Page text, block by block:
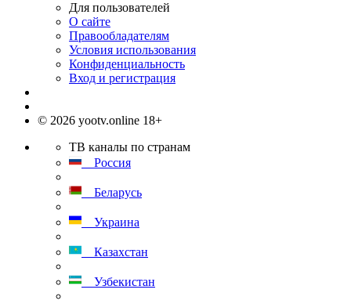
Для пользователей
О сайте
Правообладателям
Условия использования
Конфиденциальность
Вход и регистрация
© 2026 yootv.online 18+
ТВ каналы по странам
Россия
Беларусь
Украина
Казахстан
Узбекистан